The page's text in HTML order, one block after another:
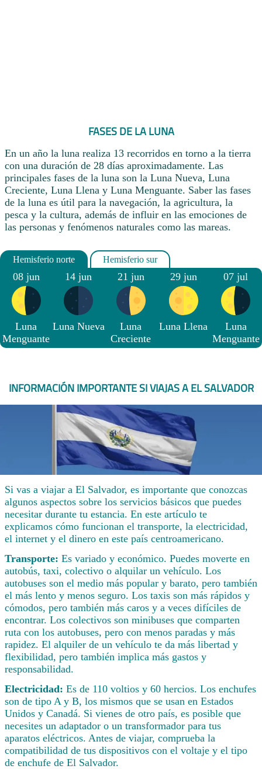
FASES DE LA LUNA
En un año la luna realiza 13 recorridos en torno a la tierra
con una duración de 28 días aproximadamente. Las
principales fases de la luna son la Luna Nueva, Luna
Creciente, Luna Llena y Luna Menguante. Saber las fases
de la luna es útil para la navegación, la agricultura, la
pesca y la cultura, además de influir en las emociones de
las personas y fenómenos naturales como las mareas.
08 jun
Luna
Menguante
14 jun
Luna Nueva
21 jun
Luna
Creciente
29 jun
Luna Llena
07 jul
Luna
Menguante
INFORMACIÓN IMPORTANTE SI VIAJAS A EL SALVADOR
Si vas a viajar a El Salvador, es importante que conozcas
algunos aspectos sobre los servicios básicos que puedes
necesitar durante tu estancia. En este artículo te
explicamos cómo funcionan el transporte, la electricidad,
el internet y el dinero en este país centroamericano.
Transporte: Es variado y económico. Puedes moverte en
autobús, taxi, colectivo o alquilar un vehículo. Los
autobuses son el medio más popular y barato, pero también
el más lento y menos seguro. Los taxis son más rápidos y
cómodos, pero también más caros y a veces difíciles de
encontrar. Los colectivos son minibuses que comparten
ruta con los autobuses, pero con menos paradas y más
rapidez. El alquiler de un vehículo te da más libertad y
flexibilidad, pero también implica más gastos y
responsabilidad.
Electricidad: Es de 110 voltios y 60 hercios. Los enchufes
son de tipo A y B, los mismos que se usan en Estados
Unidos y Canadá. Si vienes de otro país, es posible que
necesites un adaptador o un transformador para tus
aparatos eléctricos. Antes de viajar, comprueba la
compatibilidad de tus dispositivos con el voltaje y el tipo
de enchufe de El Salvador.